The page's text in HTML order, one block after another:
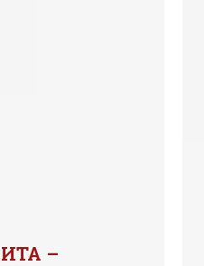
–